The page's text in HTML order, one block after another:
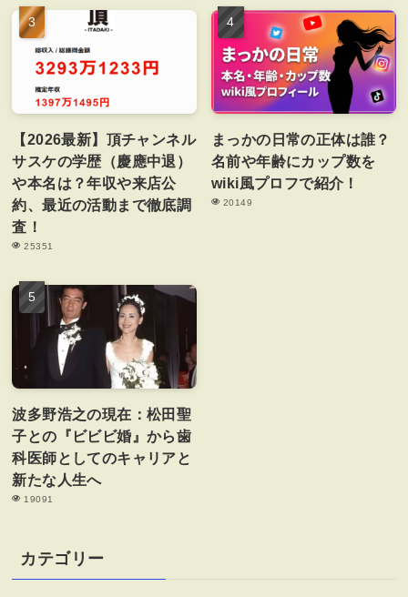
【2026最新】頂チャンネル
サスケの学歴（慶應中退）
や本名は？年収や来店公
約、最近の活動まで徹底調
査！
25351
まっかの日常の正体は誰？
名前や年齢にカップ数を
wiki風プロフで紹介！
20149
波多野浩之の現在：松田聖
子との『ビビビ婚』から歯
科医師としてのキャリアと
新たな人生へ
19091
カテゴリー